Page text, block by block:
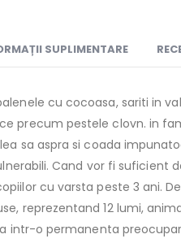
SUPLIMENTARE
cu cocoasa, sariti in
precum pestele clovn. in
sa aspra si coada
Cand vor fi suficient
cu varsta peste 3 ani.
reprezentand 12 lumi,
intr-o permanenta